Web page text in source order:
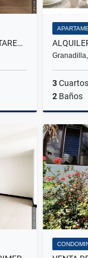
ALQUILER COMERCIAL EN PUNTARENAS
3Cuartos
2 Baños